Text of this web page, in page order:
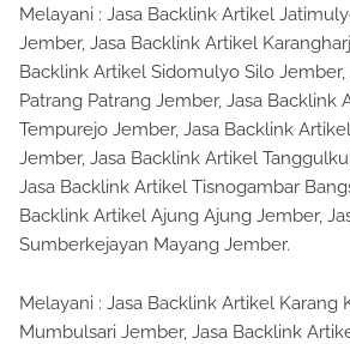
Melayani : Jasa Backlink Artikel
Jember, Jasa Backlink Artikel
Backlink Artikel Sidomulyo Silo
Patrang Patrang Jember, Jasa Backlink
Tempurejo Jember, Jasa Backlink
Jember, Jasa Backlink Artikel
Jasa Backlink Artikel Tisnogambar
Backlink Artikel Ajung Ajung Jember,
Sumberkejayan Mayang Jember.
Melayani : Jasa Backlink Artikel Karang
Mumbulsari Jember, Jasa Backlink